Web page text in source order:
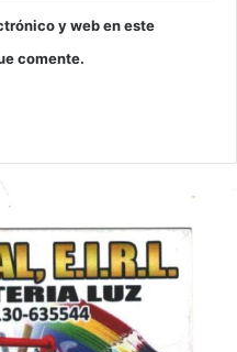
y web en este
comente.